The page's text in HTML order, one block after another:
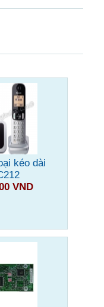
kéo dài
VND